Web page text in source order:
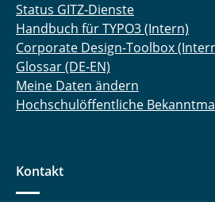
Status GITZ-Dienste
Handbuch für TYPO3 (Intern)
Corporate Design-Toolbox
Glossar (DE-EN)
Meine Daten ändern
Hochschulöffentliche
Kontakt